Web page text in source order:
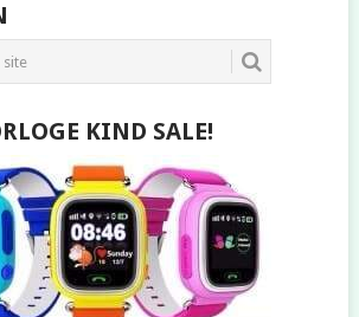
KIND SALE!